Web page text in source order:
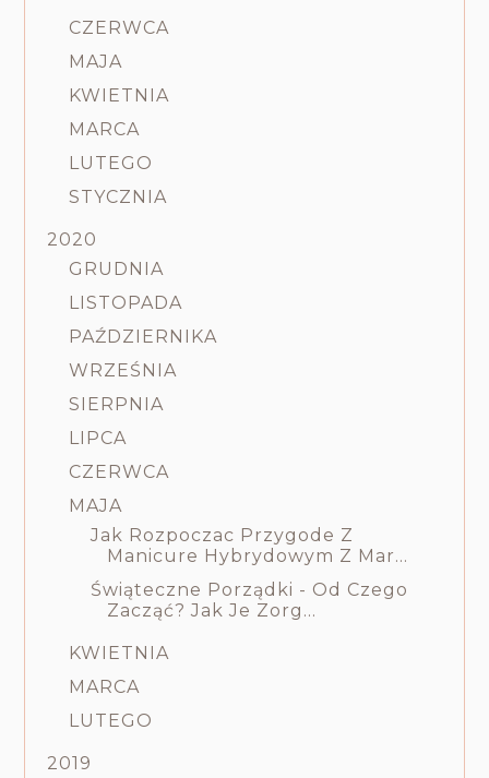
CZERWCA
MAJA
KWIETNIA
MARCA
LUTEGO
STYCZNIA
2020
GRUDNIA
LISTOPADA
PAŹDZIERNIKA
WRZEŚNIA
SIERPNIA
LIPCA
CZERWCA
MAJA
Jak Rozpoczac Przygode Z
Manicure Hybrydowym Z Mar...
Świąteczne Porządki - Od Czego
Zacząć? Jak Je Zorg...
KWIETNIA
MARCA
LUTEGO
2019